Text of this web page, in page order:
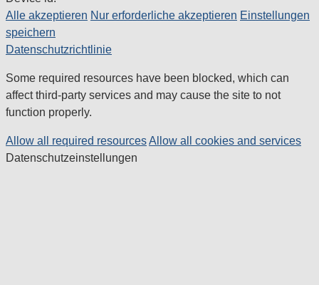
Alle akzeptieren Nur erforderliche akzeptieren Einstellungen
speichern
Datenschutzrichtlinie
Some required resources have been blocked, which can
affect third-party services and may cause the site to not
function properly.
Allow all required resourcesAllow all cookies and services
Datenschutzeinstellungen